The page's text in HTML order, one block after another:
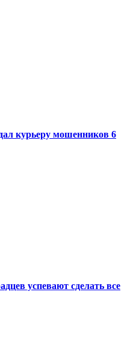
курьеру мошенников 6
успевают сделать все